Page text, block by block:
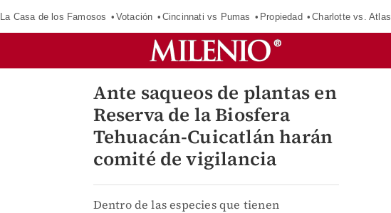
La Casa de los Famosos Votación Cincinnati vs Pumas Propiedad Charlotte vs. Atlas
Ante saqueos de plantas en
Reserva de la Biosfera
Tehuacán-Cuicatlán harán
comité de vigilancia
Dentro de las especies que tienen